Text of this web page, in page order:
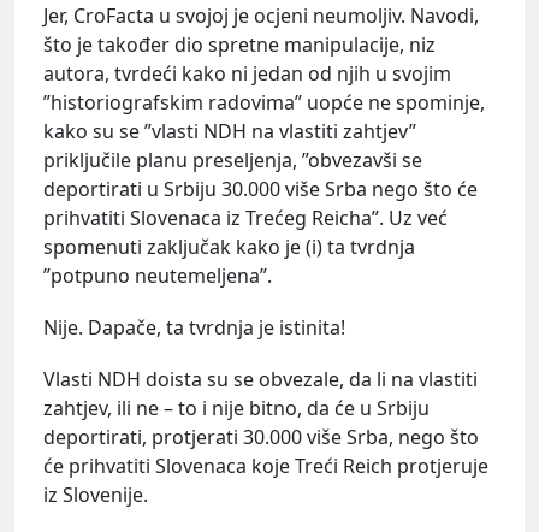
Jer, CroFacta u svojoj je ocjeni neumoljiv. Navodi,
što je također dio spretne manipulacije, niz
autora, tvrdeći kako ni jedan od njih u svojim
”historiografskim radovima” uopće ne spominje,
kako su se ”vlasti NDH na vlastiti zahtjev”
priključile planu preseljenja, ”obvezavši se
deportirati u Srbiju 30.000 više Srba nego što će
prihvatiti Slovenaca iz Trećeg Reicha”. Uz već
spomenuti zaključak kako je (i) ta tvrdnja
”potpuno neutemeljena”.
Nije. Dapače, ta tvrdnja je istinita!
Vlasti NDH doista su se obvezale, da li na vlastiti
zahtjev, ili ne – to i nije bitno, da će u Srbiju
deportirati, protjerati 30.000 više Srba, nego što
će prihvatiti Slovenaca koje Treći Reich protjeruje
iz Slovenije.